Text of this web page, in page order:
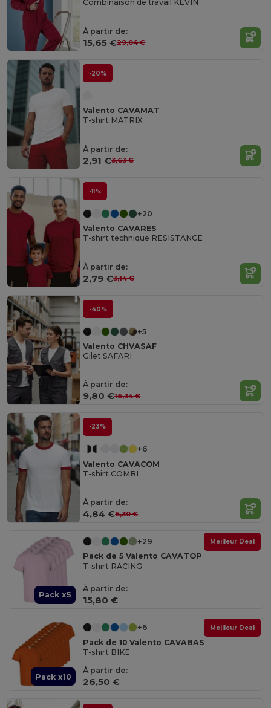
Combinaison de travail KEVIN
À partir de:
15,65 €29,04 €
-20%
Valento CAVAMAT
T-shirt MATRIX
À partir de:
2,91 €3,63 €
-11%
+20
Valento CAVARES
T-shirt technique RESISTANCE
À partir de:
2,79 €3,14 €
-40%
+5
Valento CHVASAF
Gilet SAFARI
À partir de:
9,80 €16,34 €
-23%
+6
Valento CAVACOM
T-shirt COMBI
À partir de:
4,84 €6,30 €
Pack x5
Meilleur Deal
+29
Pack de 5 Valento CAVATOP
T-shirt RACING
À partir de:
15,80 €
Pack x10
Meilleur Deal
+6
Pack de 10 Valento CAVABAS
T-shirt BIKE
À partir de:
26,50 €